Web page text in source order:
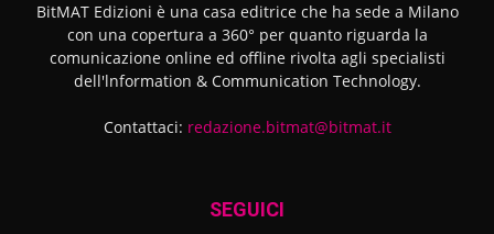
BitMAT Edizioni è una casa editrice che ha sede a Milano
con una copertura a 360° per quanto riguarda la
comunicazione online ed offline rivolta agli specialisti
dell'lnformation & Communication Technology.
Contattaci: redazione.bitmat@bitmat.it
SEGUICI